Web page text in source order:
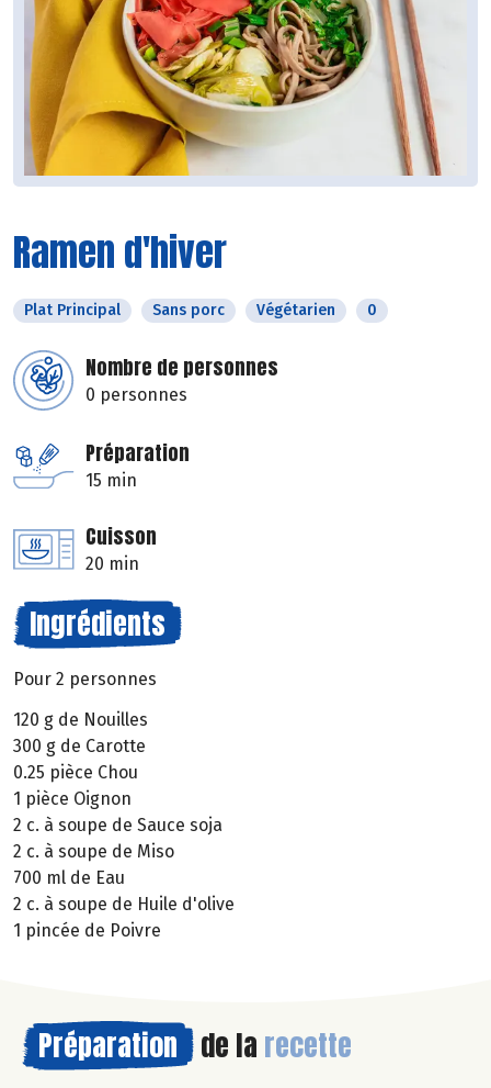
Ramen d'hiver
Plat Principal Sans porc Végétarien 0
Nombre de personnes
0 personnes
Préparation
15 min
Cuisson
20 min
Ingrédients
Pour 2 personnes
120 g de Nouilles
300 g de Carotte
0.25 pièce Chou
1 pièce Oignon
2 c. à soupe de Sauce soja
2 c. à soupe de Miso
700 ml de Eau
2 c. à soupe de Huile d'olive
1 pincée de Poivre
Préparation de la recette